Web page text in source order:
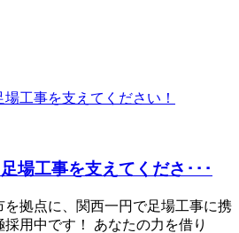
場工事を支えてくださ･･･
拠点に、関西一円で足場工事に携
用中です！ あなたの力を借り